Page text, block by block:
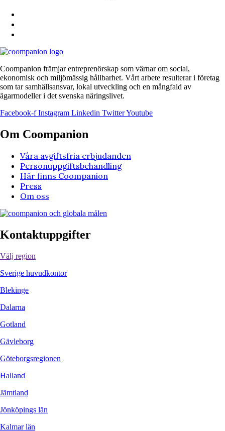
Coompanion främjar entreprenörskap som värnar om social,
ekonomisk och miljömässig hållbarhet. Vårt arbete resulterar i företag
som tar samhällsansvar, lokal utveckling och en mångfald av
ägarmodeller i det svenska näringslivet.
Facebook-f Instagram Linkedin TwitterYoutube
Om Coompanion
Våra avgiftsfria erbjudanden
Personuppgiftsbehandling
Här finns Coompanion
Press
Om oss
Kontaktuppgifter
Välj region
Sverige huvudkontor
Blekinge
Dalarna
Gotland
Gävleborg
Göteborgsregionen
Halland
Jämtland
Jönköpings län
Kalmar län